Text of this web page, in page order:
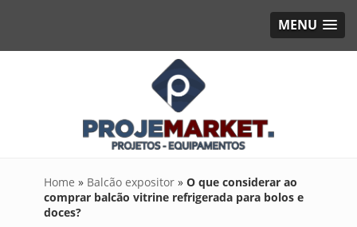
MENU
Home » Balcão expositor » O que considerar ao
comprar balcão vitrine refrigerada para bolos e
doces?